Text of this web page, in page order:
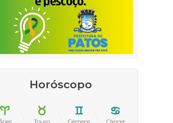
Horóscopo
Touro Gêmeos Câncer